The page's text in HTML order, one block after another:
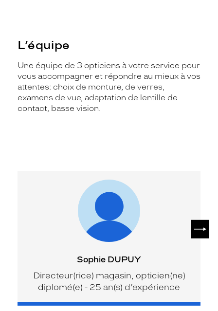
L’équipe
Une équipe de 3 opticiens à votre service pour
vous accompagner et répondre au mieux à vos
attentes: choix de monture, de verres,
examens de vue, adaptation de lentille de
contact, basse vision.
Sophie DUPUY
Directeur(rice) magasin, opticien(ne)
diplomé(e) - 25 an(s) d’expérience